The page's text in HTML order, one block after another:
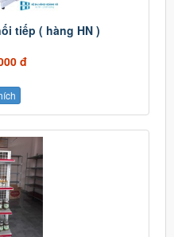
tiếp ( hàng HN )
đ